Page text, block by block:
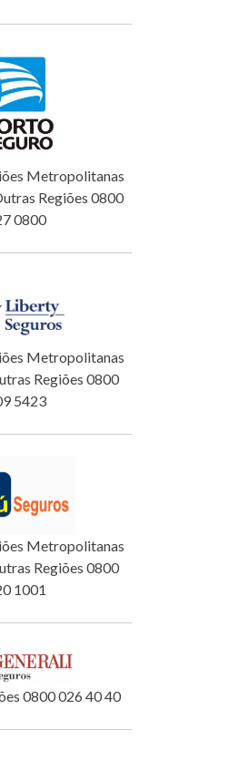
Metropolitanas
Regiões 0800
0800
Metropolitanas
Regiões 0800
5423
Metropolitanas
Regiões 0800
1001
0800 026 40 40